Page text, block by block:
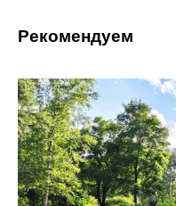
Рекомендуем